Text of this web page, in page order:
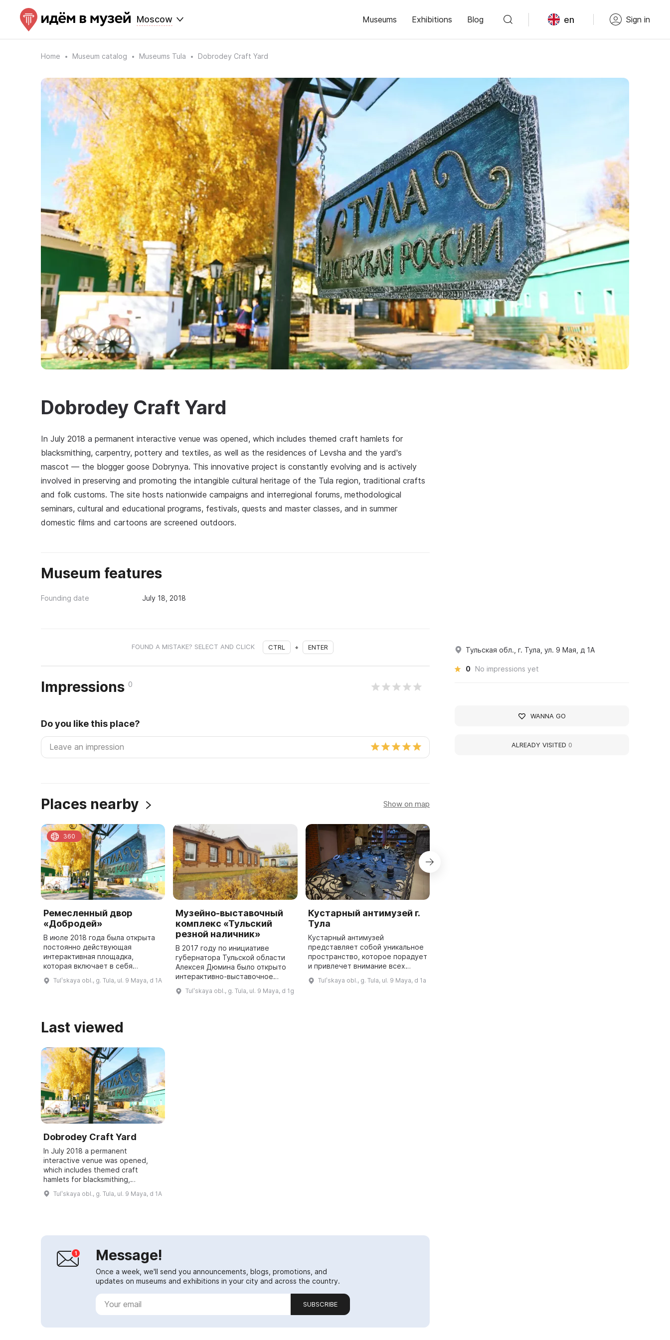
Moscow Museums Exhibitions Blog en Sign in
Home Museum catalog Museums Tula Dobrodey Craft Yard
Dobrodey Craft Yard
In July 2018 a permanent interactive venue was opened, which includes themed craft hamlets for
blacksmithing, carpentry, pottery and textiles, as well as the residences of Levsha and the yard's
mascot — the blogger goose Dobrynya. This innovative project is constantly evolving and is actively
involved in preserving and promoting the intangible cultural heritage of the Tula region, traditional crafts
and folk customs. The site hosts nationwide campaigns and interregional forums, methodological
seminars, cultural and educational programs, festivals, quests and master classes, and in summer
domestic films and cartoons are screened outdoors.
Museum features
Founding date July 18, 2018
FOUND A MISTAKE? SELECT AND CLICK CTRL + ENTER
Impressions 0
Do you like this place?
Places nearby Show on map
Ремесленный двор
«Добродей»
В июле 2018 года была открыта
постоянно действующая
интерактивная площадка,
которая включает в себя
гончарную и текстильную
Tulʹskaya obl., g. Tula, ul. 9 Maya, d 1A
360
Музейно-выставочный
комплекс «Тульский
резной наличник»
В 2017 году по инициативе
губернатора Тульской области
Алексея Дюмина было открыто
интерактивно-выставочное
слобода». Для этого
Tulʹskaya obl., g. Tula, ul. 9 Maya, d 1g
Кустарный антимузей г.
Тула
Кустарный антимузей
представляет собой уникальное
пространство, которое порадует
и привлечет внимание всех
традициями тульских мастеров.
Tulʹskaya obl., g. Tula, ul. 9 Maya, d 1a
Last viewed
Dobrodey Craft Yard
In July 2018 a permanent
interactive venue was opened,
which includes themed craft
hamlets for blacksmithing,
carpentry, pottery and textiles, as
well as the residences of Levsha
Tulʹskaya obl., g. Tula, ul. 9 Maya, d 1A
Message!
Once a week, we'll send you announcements, blogs, promotions, and
updates on museums and exhibitions in your city and across the country.
SUBSCRIBE
Тульская обл., г. Тула, ул. 9 Мая, д 1А
0 No impressions yet
WANNA GO
ALREADY VISITED 0